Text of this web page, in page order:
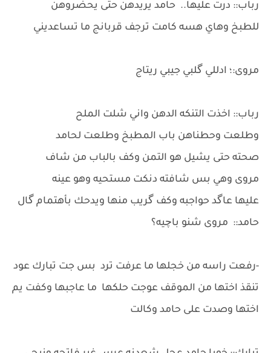
رباب:: درت عليها.. حامد يريدهن حتى يحضروهن
للطبخ وهاي هسه كامت ترجف قربانج ما تساعديني
مروى:؛ ادللي گلبي جيبي ريتاج
رباب:: اخذت التنكه الدهن واني شلت الملح
وطلعت وحطناهن باب المطبخ وطلعت لحامد
صحته حتى يشيل هو التمن وكف بالباب من شاف
مروى وهي بس شافته دنكت مستحيه وهو عينه
عليها عاگد حواجبه وكف گريب منها ويدحك بأهتمام گال
حامد:: مروى شنو باچيه؟
-رفعت راسه من خجلها ما عرفت ترد بس جت تبارك عود
تنقذ اختها من الموقف عوجت حلكها ما عاجبها وكفت يم
اختها وصدت على حامد وكالت